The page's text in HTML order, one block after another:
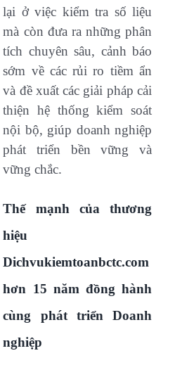
lại ở việc kiểm tra số liệu
mà còn đưa ra những phân
tích chuyên sâu, cảnh báo
sớm về các rủi ro tiềm ẩn
và đề xuất các giải pháp cải
thiện hệ thống kiểm soát
nội bộ, giúp doanh nghiệp
phát triển bền vững và
vững chắc.
Thế mạnh của thương
hiệu
Dichvukiemtoanbctc.com
hơn 15 năm đồng hành
cùng phát triển Doanh
nghiệp